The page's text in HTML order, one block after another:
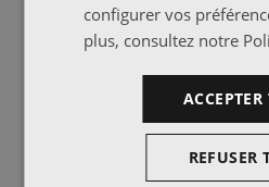
configurer vos
plus, consultez notre
REFUSER